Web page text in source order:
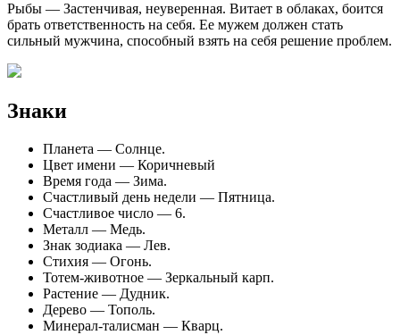
Рыбы — Застенчивая, неуверенная. Витает в облаках, боится
брать ответственность на себя. Ее мужем должен стать
сильный мужчина, способный взять на себя решение проблем.
Знаки
Планета — Солнце.
Цвет имени — Коричневый
Время года — Зима.
Счастливый день недели — Пятница.
Счастливое число — 6.
Металл — Медь.
Знак зодиака — Лев.
Стихия — Огонь.
Тотем-животное — Зеркальный карп.
Растение — Дудник.
Дерево — Тополь.
Минерал-талисман — Кварц.